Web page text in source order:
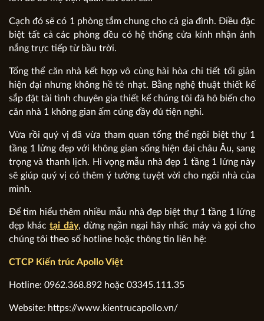
Cạch đó sẽ có 1 phòng tắm chung cho cả gia đình. Điều đặc
biệt tất cả các phòng đều có hệ thống cửa kính nhận ánh
nắng trực tiếp từ bầu trời.
Tổng thể căn nhà kết hợp vô cùng hài hòa chi tiết tối giản
hiện đại nhưng không hề tẻ nhạt. Bằng nghệ thuật thiết kế
sắp đặt tài tình chuyên gia thiết kế chúng tôi đã hô biến cho
căn nhà 1 không gian ấm cúng đầy đủ tiện nghi.
Vừa rồi quý vị đã vừa tham quan tổng thể ngôi biệt thự 1
tầng 1 lửng đẹp với không gian sống hiện đại châu Âu, sang
trọng và thanh lịch. Hi vọng mẫu nhà đẹp 1 tầng 1 lửng này
sẽ giúp quý vị có thêm ý tưởng tuyệt vời cho ngôi nhà của
mình.
Để tìm hiểu thêm nhiều mẫu nhà đẹp biệt thự 1 tầng 1 lửng
đẹp kháctại đây, đừng ngần ngại hãy nhấc máy và gọi cho
chúng tôi theo số hotline hoặc thông tin liên hệ:
CTCP Kiến trúc Apollo Việt
Hotline: 0962.368.892 hoặc 03345.111.35
Website: https://www.kientrucapollo.vn/